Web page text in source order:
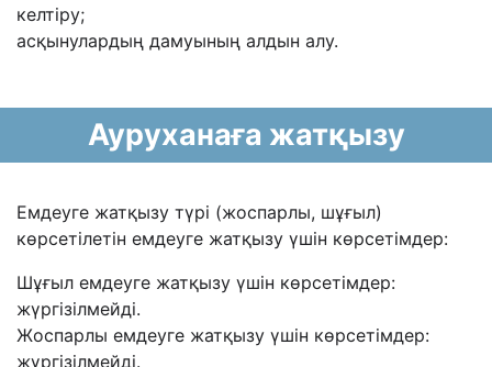
келтіру;
асқынулардың дамуының алдын алу.
Ауруханаға жатқызу
Емдеуге жатқызу түрі (жоспарлы, шұғыл)
көрсетілетін емдеуге жатқызу үшін көрсетімдер:
Шұғыл емдеуге жатқызу үшін көрсетімдер:
жүргізілмейді.
Жоспарлы емдеуге жатқызу үшін көрсетімдер:
жүргізілмейді.